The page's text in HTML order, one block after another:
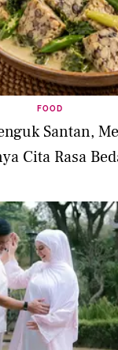
FOOD
Santan,
Cita Rasa